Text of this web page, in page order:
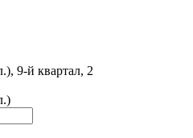
9-й квартал, 2